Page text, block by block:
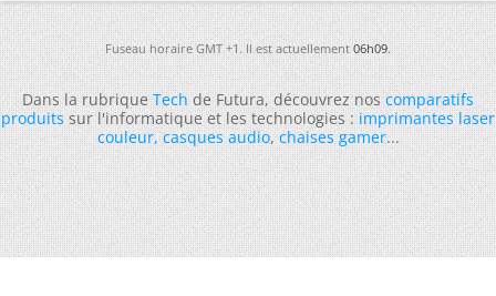
Fuseau horaire GMT +1. Il est actuellement06h09.
Dans la rubriqueTechde Futura, découvrez noscomparatifs
produitssur l'informatique et les technologies :imprimantes laser
couleur,casques audio,chaises gamer...